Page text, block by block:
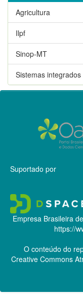
Agricultura
Ilpf
Sinop-MT
Sistemas integrados
Suportado por
Empresa Brasileira
https://
O conteúdo do
Creative Commons